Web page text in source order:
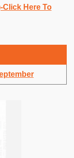
Click Here To